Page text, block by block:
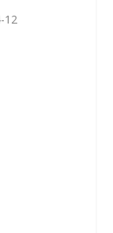
12